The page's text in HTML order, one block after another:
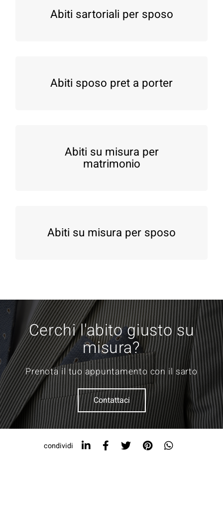
Abiti sartoriali per sposo
Abiti sposo pret a porter
Abiti su misura per
matrimonio
Abiti su misura per sposo
Cerchi l'abito giusto su
misura?
Prenota il tuo appuntamento con il sarto
Contattaci
condividi